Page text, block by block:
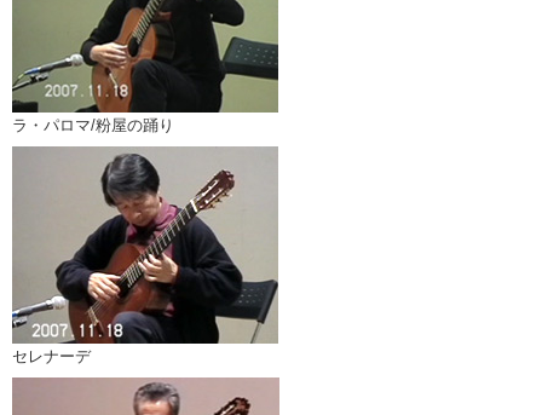
ラ・パロマ/粉屋の踊り
セレナーデ